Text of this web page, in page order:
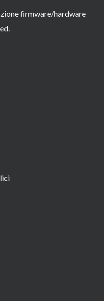
firmware/hardware